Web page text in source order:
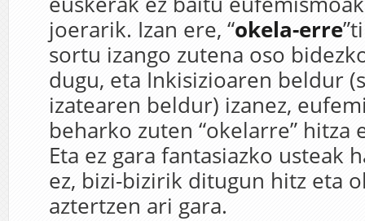
joerarik. Izan ere, “okela-erre
sortu izango zutena oso
dugu, eta Inkisizioaren beldur
izatearen beldur) izanez,
beharko zuten “okelarre” hitza
Eta ez gara fantasiazko usteak
ez, bizi-bizirik ditugun hitz eta
aztertzen ari gara.